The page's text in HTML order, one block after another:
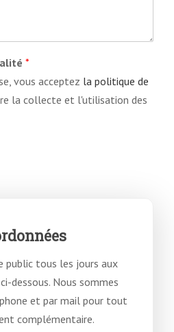
*
vous acceptez la politique de
la collecte et l'utilisation des
public tous les jours aux
dessous. Nous sommes
et par mail pour tout
complémentaire.